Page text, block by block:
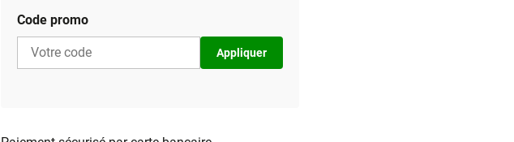
Code promo
Appliquer